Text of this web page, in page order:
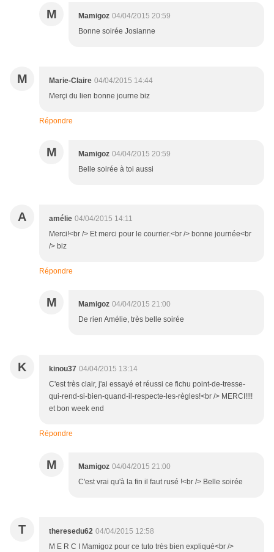
M Mamigoz 04/04/2015 20:59
Bonne soirée Josianne
M Marie-Claire 04/04/2015 14:44
Merçi du lien bonne journe biz
Répondre
M Mamigoz 04/04/2015 20:59
Belle soirée à toi aussi
A amélie 04/04/2015 14:11
Merci!<br /> Et merci pour le courrier.<br /> bonne journée<br
/> biz
Répondre
M Mamigoz 04/04/2015 21:00
De rien Amélie, très belle soirée
K kinou37 04/04/2015 13:14
C'est très clair, j'ai essayé et réussi ce fichu point-de-tresse-
qui-rend-si-bien-quand-il-respecte-les-règles!<br /> MERCI!!!!
et bon week end
Répondre
M Mamigoz 04/04/2015 21:00
C'est vrai qu'à la fin il faut rusé !<br /> Belle soirée
T theresedu62 04/04/2015 12:58
M E R C I Mamigoz pour ce tuto très bien expliqué<br />